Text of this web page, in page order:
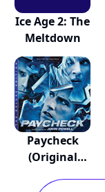
Ice Age 2: The
Meltdown
Paycheck
(Original